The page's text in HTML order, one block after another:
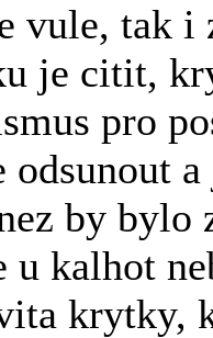
vule, tak
je citit,
pro
by bylo
u kalhot
krytky,